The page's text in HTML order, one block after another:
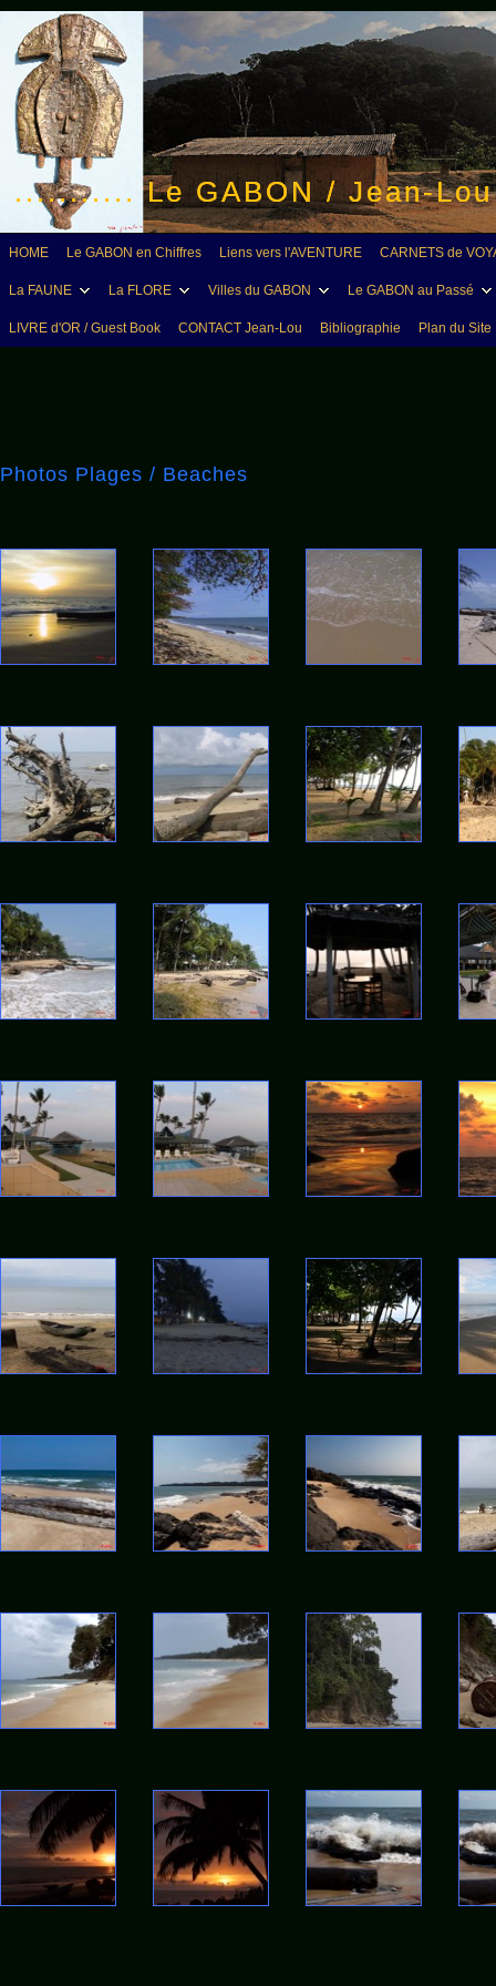
........... Le GABON / Jean-
HOME Le GABON en Chiffres Liens vers l'AVENTURE CARNETS de
La FAUNE La FLORE Villes du GABON Le GABON au Passé
LIVRE d'OR / Guest Book CONTACT Jean-Lou Bibliographie Plan du Site
Photos Plages / Beaches